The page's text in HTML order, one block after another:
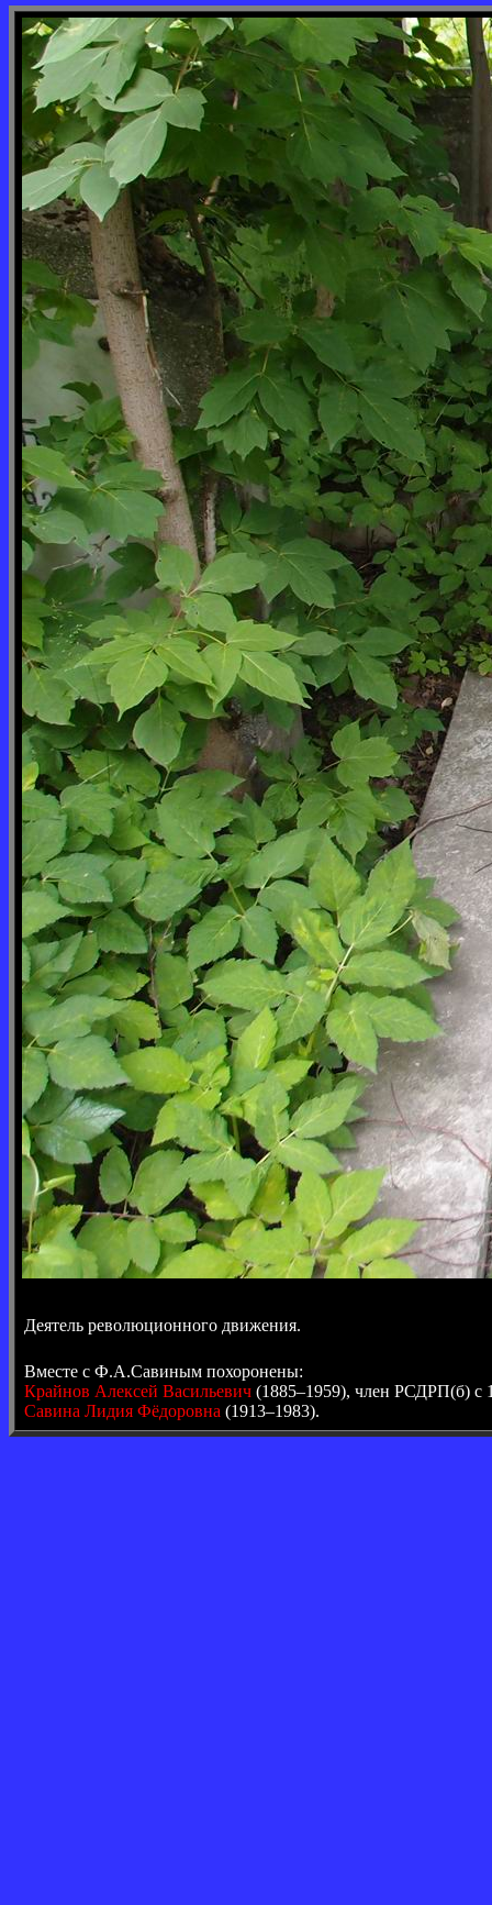
Деятель революционного движения.
Вместе с Ф.А.Савиным похоронены:
Крайнов Алексей Васильевич (1885–1959), член РСДРП(б) с
Савина Лидия Фёдоровна (1913–1983).